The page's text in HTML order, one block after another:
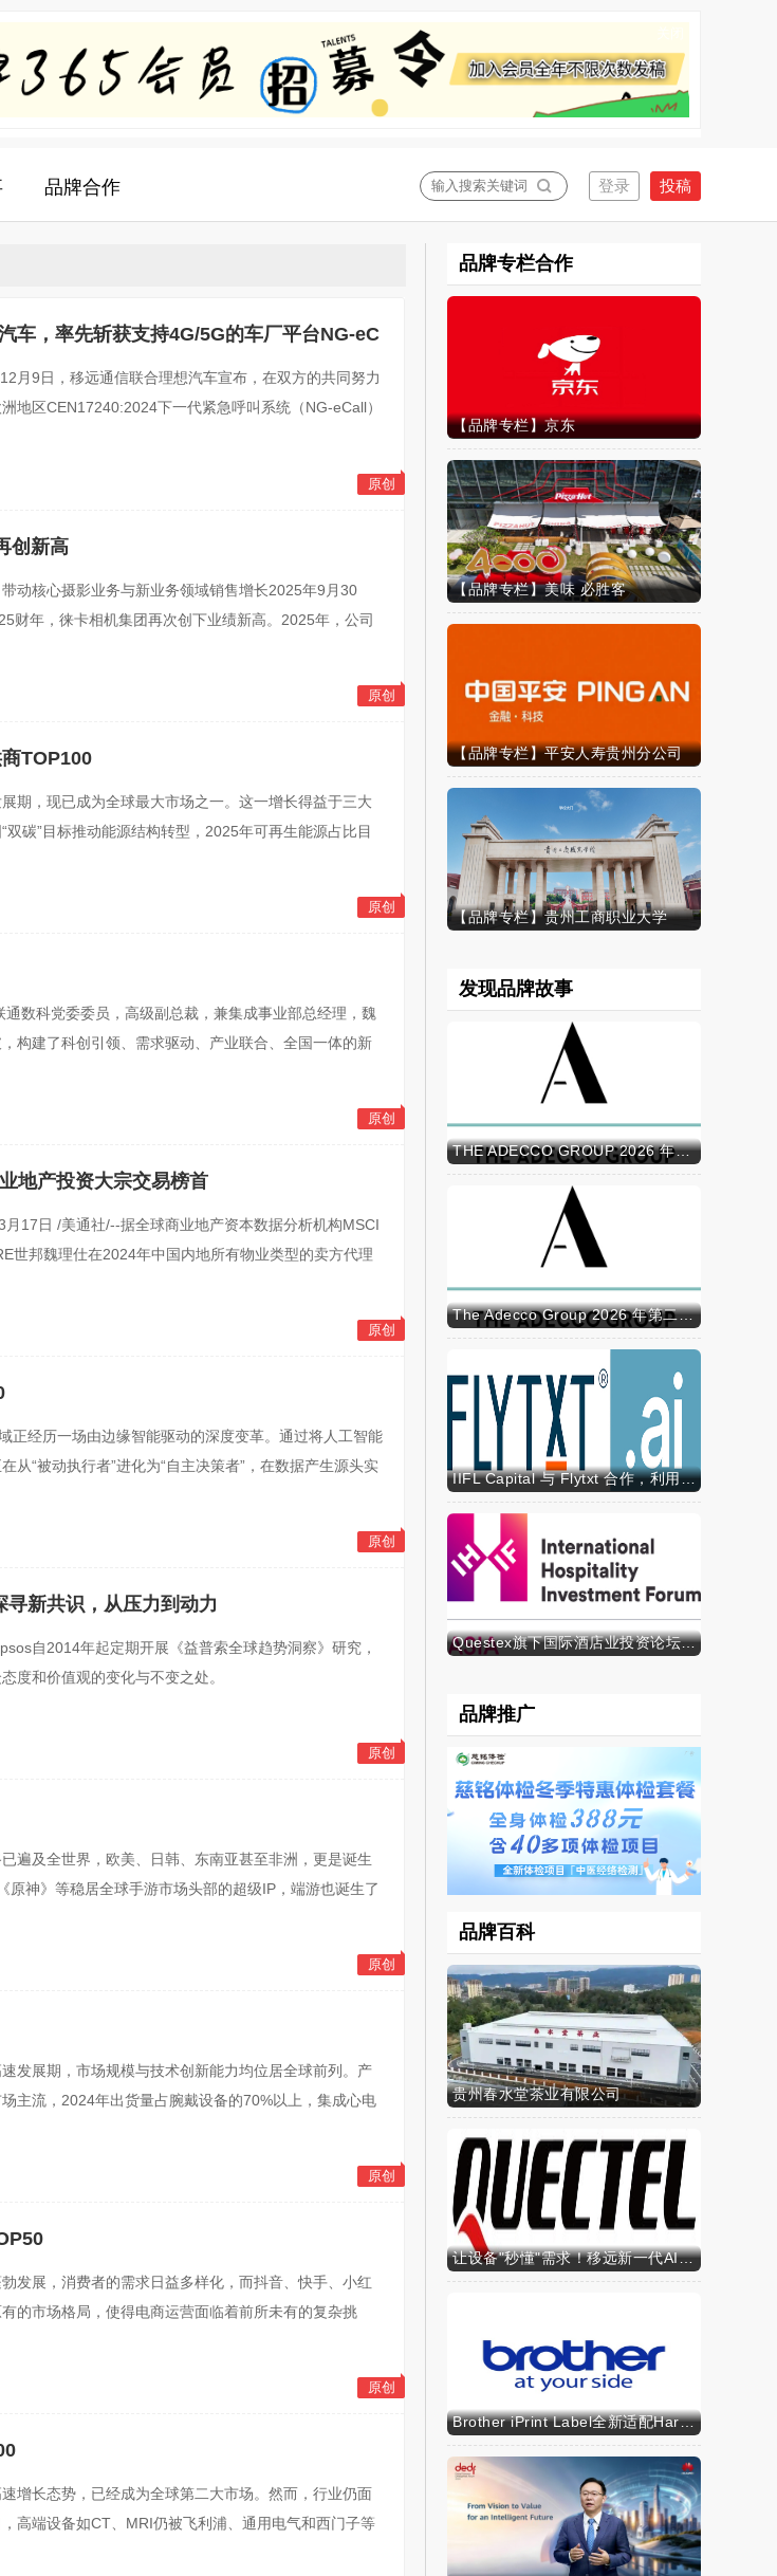
品牌合作
车，率先斩获支持4G/5G的车厂平台NG-eC
月9日，移远通信联合理想汽车宣布，在双方的共同努力
地区CEN17240:2024下一代紧急呼叫系统（NG-eCall）
原创
创新高
动核心摄影业务与新业务领域销售增长2025年9月30
财年，徕卡相机集团再次创下业绩新高。2025年，公司
原创
TOP100
期，现已成为全球最大市场之一。这一增长得益于三大
碳”目标推动能源结构转型，2025年可再生能源占比目
原创
数科党委委员，高级副总裁，兼集成事业部总经理，魏
构建了科创引领、需求驱动、产业联合、全国一体的新
原创
地产投资大宗交易榜首
17日 /美通社/--据全球商业地产资本数据分析机构MSCI
世邦魏理仕在2024年中国内地所有物业类型的卖方代理
原创
正经历一场由边缘智能驱动的深度变革。通过将人工智能
从“被动执行者”进化为“自主决策者”，在数据产生源头实
原创
新共识，从压力到动力
自2014年起定期开展《益普索全球趋势洞察》研究，
度和价值观的变化与不变之处。
原创
遍及全世界，欧美、日韩、东南亚甚至非洲，更是诞生
原神》等稳居全球手游市场头部的超级IP，端游也诞生了
原创
发展期，市场规模与技术创新能力均位居全球前列。产
主流，2024年出货量占腕戴设备的70%以上，集成心电
原创
发展，消费者的需求日益多样化，而抖音、快手、小红
的市场格局，使得电商运营面临着前所未有的复杂挑
原创
增长态势，已经成为全球第二大市场。然而，行业仍面
高端设备如CT、MRI仍被飞利浦、通用电气和西门子等
品牌专栏合作
【品牌专栏】京东
【品牌专栏】美味 必胜客
【品牌专栏】平安人寿贵州分公司
【品牌专栏】贵州工商职业大学
发现品牌故事
THE ADECCO GROUP 2026 年半年报
The Adecco Group 2026 年第二季度业绩
IIFL Capital 与 Flytxt 合作，利用代理式 AI 推动资产管理规模的可持续增长
Questex旗下国际酒店业投资论坛亚洲峰会表示，亚洲酒店业有望迎来投资加速期
品牌推广
品牌百科
贵州春水堂茶业有限公司
让设备"秒懂"需求！移远新一代AI算力智能模组SH603FC硬核来袭
Brother iPrint Label全新适配HarmonyOS NEXT，标识标记体验再升级